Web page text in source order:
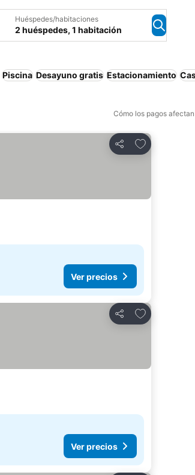
Huéspedes/habitaciones
2 huéspedes, 1 habitación
Piscina Desayuno gratis Estacionamiento
Cómo los pagos
Compartir
Agregar a
Ver precios
Compartir
Agregar a
Ver precios